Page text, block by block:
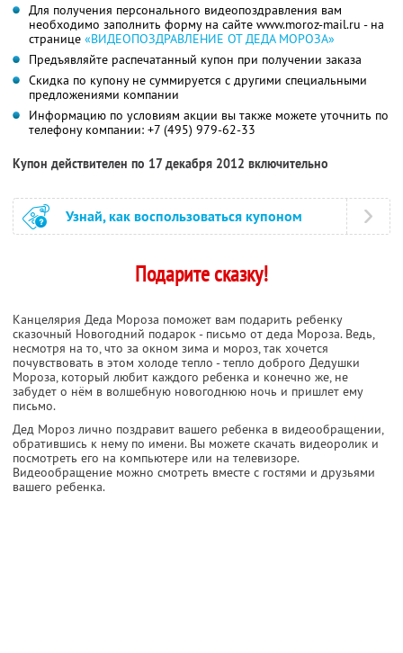
Для получения персонального видеопоздравления вам
необходимо заполнить форму на сайте www.moroz-mail.ru - на
странице «ВИДЕОПОЗДРАВЛЕНИЕ ОТ ДЕДА МОРОЗА»
Предъявляйте распечатанный купон при получении заказа
Скидка по купону не суммируется с другими специальными
предложениями компании
Информацию по условиям акции вы также можете уточнить по
телефону компании: +7 (495) 979-62-33
Купон действителен по 17 декабря 2012 включительно
Узнай, как воспользоваться купоном
Подарите сказку!
Канцелярия Деда Мороза поможет вам подарить ребенку
сказочный Новогодний подарок - письмо от деда Мороза. Ведь,
несмотря на то, что за окном зима и мороз, так хочется
почувствовать в этом холоде тепло - тепло доброго Дедушки
Мороза, который любит каждого ребенка и конечно же, не
забудет о нём в волшебную новогоднюю ночь и пришлет ему
письмо.
Дед Мороз лично поздравит вашего ребенка в видеообращении,
обратившись к нему по имени. Вы можете скачать видеоролик и
посмотреть его на компьютере или на телевизоре.
Видеообращение можно смотреть вместе с гостями и друзьями
вашего ребенка.